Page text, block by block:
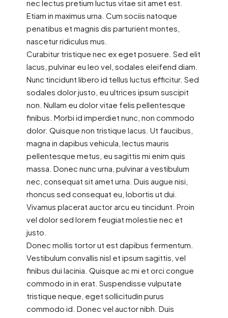
nec lectus pretium luctus vitae sit amet est.
Etiam in maximus urna. Cum sociis natoque
penatibus et magnis dis parturient montes,
nascetur ridiculus mus.
Curabitur tristique nec ex eget posuere. Sed elit
lacus, pulvinar eu leo vel, sodales eleifend diam.
Nunc tincidunt libero id tellus luctus efficitur. Sed
sodales dolor justo, eu ultrices ipsum suscipit
non. Nullam eu dolor vitae felis pellentesque
finibus. Morbi id imperdiet nunc, non commodo
dolor. Quisque non tristique lacus. Ut faucibus,
magna in dapibus vehicula, lectus mauris
pellentesque metus, eu sagittis mi enim quis
massa. Donec nunc urna, pulvinar a vestibulum
nec, consequat sit amet urna. Duis augue nisi,
rhoncus sed consequat eu, lobortis ut dui.
Vivamus placerat auctor arcu eu tincidunt. Proin
vel dolor sed lorem feugiat molestie nec et
justo.
Donec mollis tortor ut est dapibus fermentum.
Vestibulum convallis nisl et ipsum sagittis, vel
finibus dui lacinia. Quisque ac mi et orci congue
commodo in in erat. Suspendisse vulputate
tristique neque, eget sollicitudin purus
commodo id. Donec vel auctor nibh. Duis